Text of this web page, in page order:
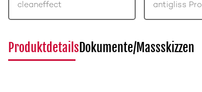
cleaneffect
antigliss Pro
ProduktdetailsDokumente/Massskizzen